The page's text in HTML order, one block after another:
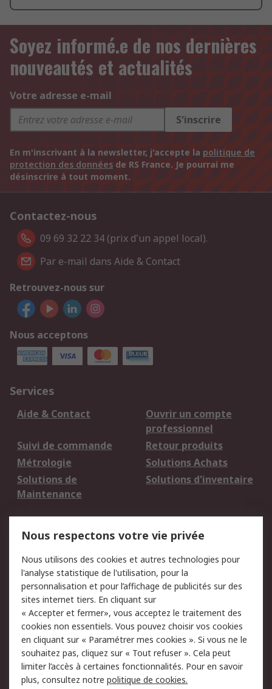
Soyez informé.e de nos dernières
nouveautés et actualités
Votre adresse e-mail
S'inscrire
En m'inscrivant à la newsletter, j'accepte la politique de
protection des données de RS France. Je pourrai me
désinscrire à tout moment.
Contactez-nous
09 69 32 22 34 (prix d'un appel local).
Par e-mail dans Aide & Contact
Retrouvez-nous sur
Nous acceptons
Services
Aide & Contact
Ouvrir un compte
professionnel
Suivi de commande
Retour produits
Métrologie
Solutions Achats
Solutions de
Maintenance
Solutions d'inventaire
du site
Politique de protection
des données - Mise à
jour
Sécurité des E-mails
Conditions générales
de vente
Politique anti-
corruption
Campagnes marketing
Nous respectons votre vie privée
Nous utilisons des cookies et autres technologies pour
l'analyse statistique de l'utilisation, pour la
personnalisation et pour l’affichage de publicités sur des
sites internet tiers. En cliquant sur
« Accepter et fermer», vous acceptez le traitement des
cookies non essentiels. Vous pouvez choisir vos cookies
en cliquant sur « Paramétrer mes cookies ». Si vous ne le
souhaitez pas, cliquez sur « Tout refuser ». Cela peut
limiter l’accès à certaines fonctionnalités. Pour en savoir
plus, consultez notre politique de cookies.